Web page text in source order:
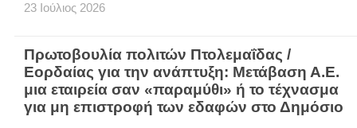
23 Ιούλιος 2026
Πρωτοβουλία πολιτών Πτολεμαΐδας /
Εορδαίας για την ανάπτυξη: Μετάβαση Α.Ε.
μια εταιρεία σαν «παραμύθι» ή το τέχνασμα
για μη επιστροφή των εδαφών στο Δημόσιο